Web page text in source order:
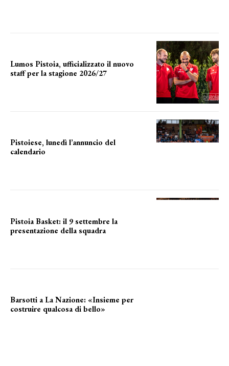
Lumos Pistoia, ufficializzato il nuovo
staff per la stagione 2026/27
Pistoiese, lunedì l’annuncio del
calendario
Pistoia Basket: il 9 settembre la
presentazione della squadra
Barsotti a La Nazione: «Insieme per
costruire qualcosa di bello»